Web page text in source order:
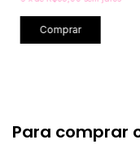
Comprar
Para comprar